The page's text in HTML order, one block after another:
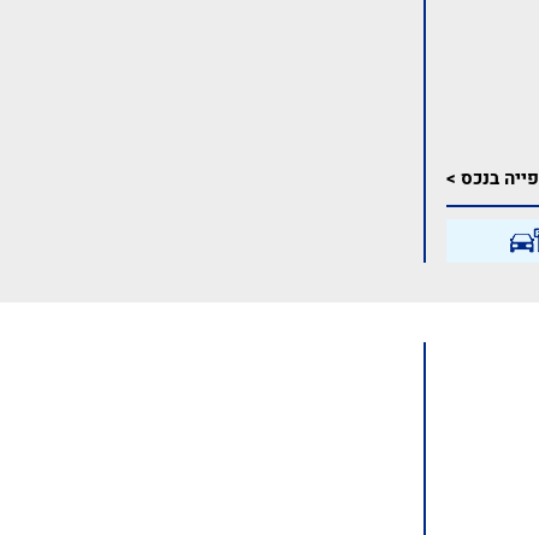
בנכס >